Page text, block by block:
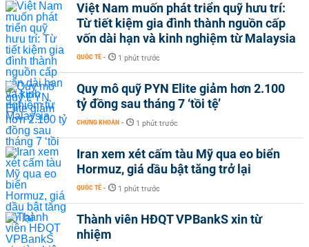
Việt Nam muốn phát triển quỹ hưu trí:
Từ tiết kiệm gia đình thành nguồn cấp
vốn dài hạn và kinh nghiệm từ Malaysia
QUỐC TẾ - 1 phút trước
Quy mô quỹ PYN Elite giảm hơn 2.100
tỷ đồng sau tháng 7 ‘tồi tệ’
CHỨNG KHOÁN - 1 phút trước
Iran xem xét cấm tàu Mỹ qua eo biển
Hormuz, giá dầu bật tăng trở lại
QUỐC TẾ - 1 phút trước
Thành viên HĐQT VPBankS xin từ
nhiệm